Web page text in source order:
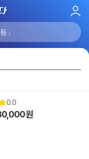
로
0.0
원